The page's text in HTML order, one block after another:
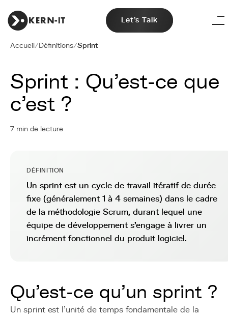
Let's Talk
Accueil/Définitions/Sprint
Sprint : Qu'est-ce que
c'est ?
7 min de lecture
DÉFINITION
Un sprint est un cycle de travail itératif de durée
fixe (généralement 1 à 4 semaines) dans le cadre
de la méthodologie Scrum, durant lequel une
équipe de développement s'engage à livrer un
incrément fonctionnel du produit logiciel.
Qu'est-ce qu'un sprint ?
Un sprint est l'unité de temps fondamentale de la